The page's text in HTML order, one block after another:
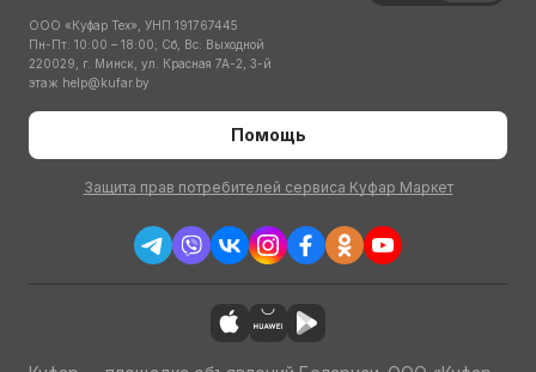
ООО «Куфар Тех», УНП 191767445
Пн-Пт: 10:00 – 18:00; Сб, Вс: Выходной
220029, г. Минск, ул. Красная 7А-2, 3-й
этаж help@kufar.by
Помощь
Защита прав потребителей сервиса Куфар Маркет